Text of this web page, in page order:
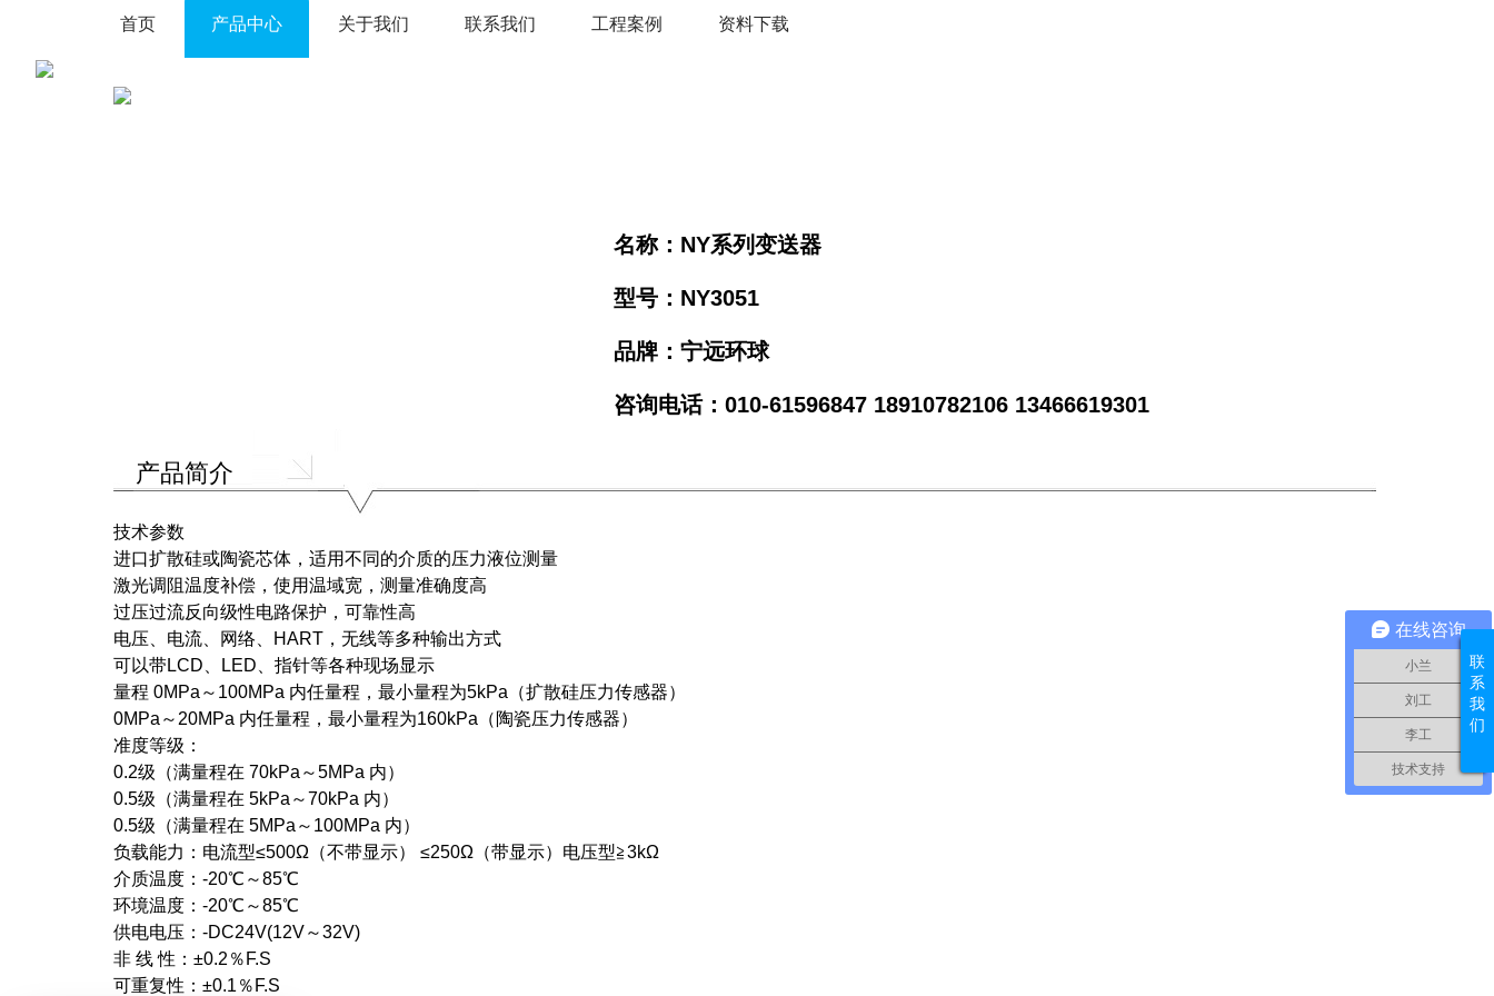
首页 产品中心 关于我们 联系我们 工程案例 资料下载
名称：NY系列变送器
型号：NY3051
品牌：宁远环球
咨询电话：010-61596847 18910782106 13466619301
产品简介
技术参数
进口扩散硅或陶瓷芯体，适用不同的介质的压力液位测量
激光调阻温度补偿，使用温域宽，测量准确度高
过压过流反向级性电路保护，可靠性高
电压、电流、网络、HART，无线等多种输出方式
可以带LCD、LED、指针等各种现场显示
量程 0MPa～100MPa 内任量程，最小量程为5kPa（扩散硅压力传感器）
0MPa～20MPa 内任量程，最小量程为160kPa（陶瓷压力传感器）
准度等级：
0.2级（满量程在 70kPa～5MPa 内）
0.5级（满量程在 5kPa～70kPa 内）
0.5级（满量程在 5MPa～100MPa 内）
负载能力：电流型≤500Ω（不带显示） ≤250Ω（带显示）电压型≧3kΩ
介质温度：-20℃～85℃
环境温度：-20℃～85℃
供电电压：-DC24V(12V～32V)
非 线 性：±0.2％F.S
可重复性：±0.1％F.S
联
系
我
们
在线咨询
小兰
刘工
李工
技术支持